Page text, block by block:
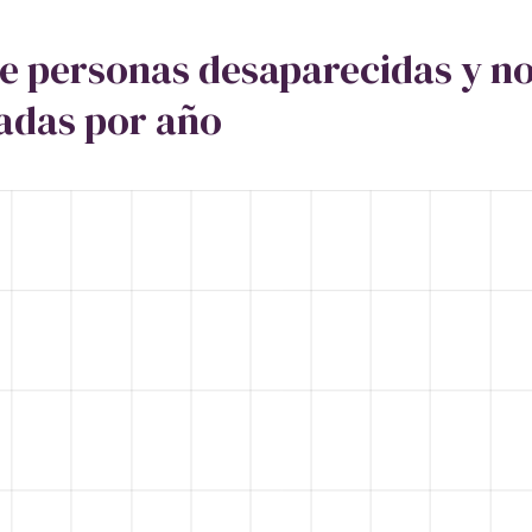
personas desaparecidas y
por año